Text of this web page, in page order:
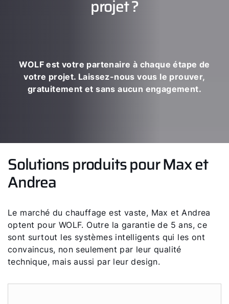
projet ?
WOLF est votre partenaire à chaque étape de
votre projet. Laissez-nous vous le prouver,
gratuitement et sans aucun engagement.
Solutions produits pour Max et
Andrea
Le marché du chauffage est vaste, Max et Andrea
optent pour WOLF. Outre la garantie de 5 ans, ce
sont surtout les systèmes intelligents qui les ont
convaincus, non seulement par leur qualité
technique, mais aussi par leur design.